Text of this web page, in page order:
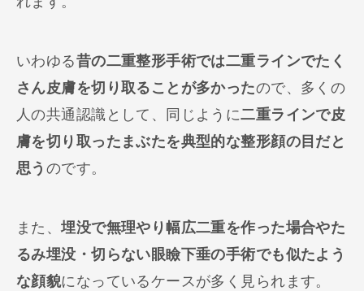
いわゆる昔の二重整形手術では二重ラインでたく
さん皮膚を切り取ることが多かったので、多くの
人の共通認識として、同じように二重ラインで皮
膚を切り取ったまぶたを典型的な整形顔の目だと
思う のです。
また、埋没で無理やり幅広二重を作った場合やた
るみ埋没・切らない眼瞼下垂の手術でも似たよう
な顔貌になっているケースが多く見られます。